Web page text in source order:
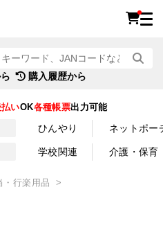
購入履歴から
いOK各種帳票出力可能
ひんやり ネットポー
学校関連 介護・保育
・行楽用品